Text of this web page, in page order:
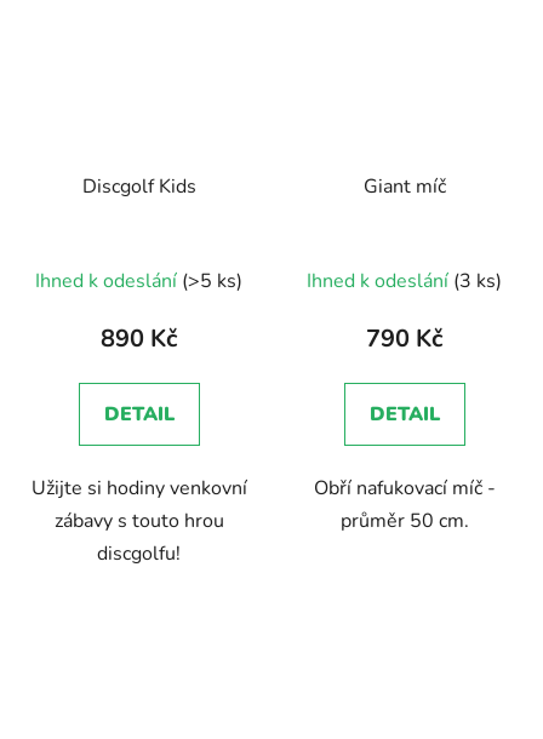
Discgolf Kids
Ihned k odeslání (>5 ks)
890 Kč
DETAIL
Užijte si hodiny venkovní
zábavy s touto hrou
discgolfu!
Giant míč
hodnocení
produktu
5,0
z
hvězdiček.
Ihned k odeslání (3 ks)
790 Kč
DETAIL
Obří nafukovací míč -
průměr 50 cm.